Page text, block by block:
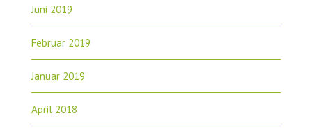
Juni 2019
Februar 2019
Januar 2019
April 2018